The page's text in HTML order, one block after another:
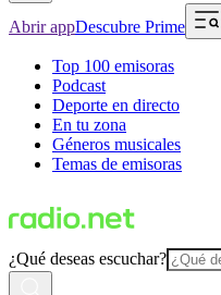
Abrir appDescubre Prime
Top 100 emisoras
Podcast
Deporte en directo
En tu zona
Géneros musicales
Temas de emisoras
¿Qué deseas escuchar?